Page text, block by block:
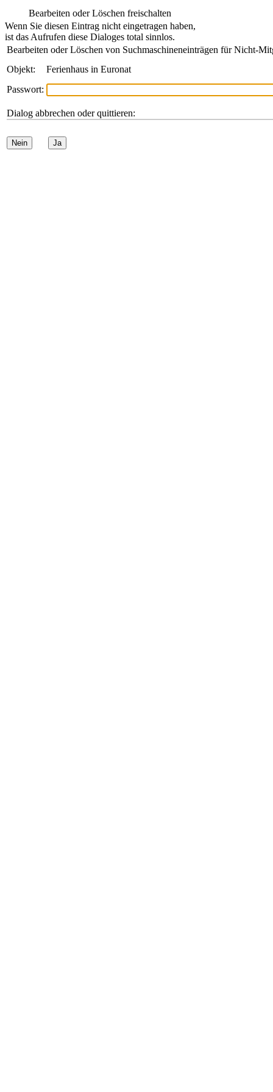
Bearbeiten oder Löschen freischalten
Wenn Sie diesen Eintrag nicht eingetragen haben,
ist das Aufrufen diese Dialoges total sinnlos.
Bearbeiten oder Löschen von Suchmaschineneinträgen für Nicht-
Objekt:
Ferienhaus in Euronat
Passwort:
Dialog abbrechen oder quittieren:
Nein Ja